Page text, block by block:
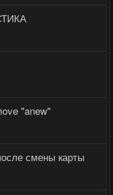
"anew"
смены карты